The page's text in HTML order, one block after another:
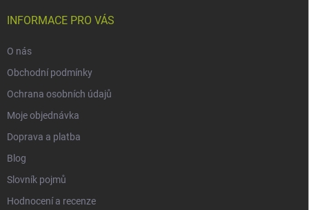
INFORMACE PRO VÁS
O nás
Obchodní podmínky
Ochrana osobních údajů
Moje objednávka
Doprava a platba
Blog
Slovník pojmů
Hodnocení a recenze